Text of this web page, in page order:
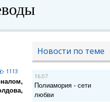
1113
Новости по теме
16.07
Полиамория - сети
любви